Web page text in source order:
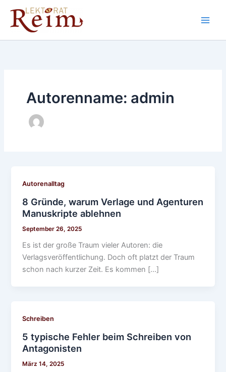
Inhalt
springen
Autorenname: admin
Autorenalltag
8 Gründe, warum Verlage und Agenturen
Manuskripte ablehnen
September 26, 2025
Es ist der große Traum vieler Autoren: die
Verlagsveröffentlichung. Doch oft platzt der Traum
schon nach kurzer Zeit. Es kommen […]
Schreiben
5 typische Fehler beim Schreiben von
Antagonisten
März 14, 2025